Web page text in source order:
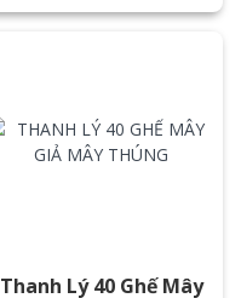
Thanh Lý 40 Ghế Mây